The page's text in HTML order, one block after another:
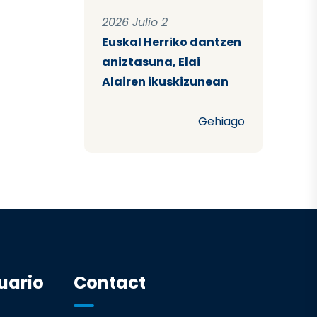
2026 Julio 2
Euskal Herriko dantzen
aniztasuna, Elai
Alairen ikuskizunean
Gehiago
Contact